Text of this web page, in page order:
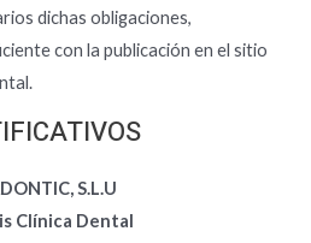
dichas obligaciones,
con la publicación en el sitio
S.L.U
Clínica Dental